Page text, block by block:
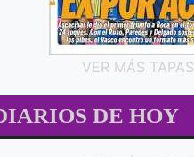
VER MÁS TAPAS
DE HOY